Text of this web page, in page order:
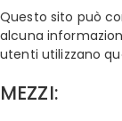
Questo sito può
alcuna
utenti utilizzano
MEZZI: